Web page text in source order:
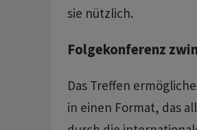
sie nützlich.
Folgekonferenz
Das Treffen
in einen Format, das